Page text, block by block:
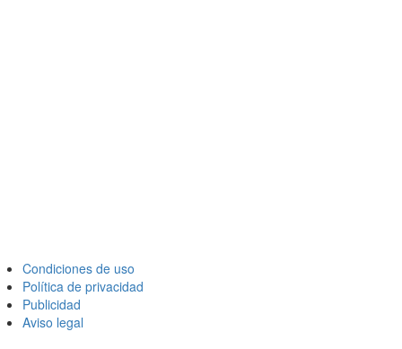
Condiciones de uso
Política de privacidad
Publicidad
Aviso legal